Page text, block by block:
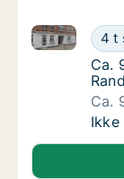
Ca.
4 t
Ca. 95 m2
Ca.
Ca.
Ca.
Ca.
Ikke